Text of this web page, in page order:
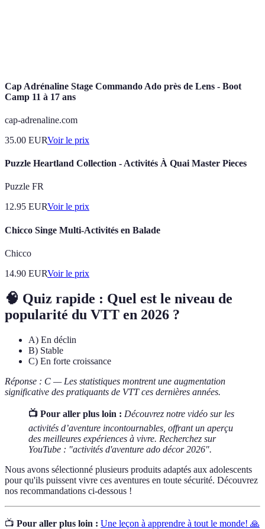
Cap Adrénaline Stage Commando Ado près de Lens - Boot
Camp 11 à 17 ans
cap-adrenaline.com
35.00 EURVoir le prix
Puzzle Heartland Collection - Activités À Quai Master Pieces
Puzzle FR
12.95 EURVoir le prix
Chicco Singe Multi-Activités en Balade
Chicco
14.90 EURVoir le prix
🧠 Quiz rapide : Quel est le niveau de
popularité du VTT en 2026 ?
A) En déclin
B) Stable
C) En forte croissance
Réponse : C — Les statistiques montrent une augmentation
significative des pratiquants de VTT ces dernières années.
📺 Pour aller plus loin : Découvrez notre vidéo sur les
activités d’aventure incontournables, offrant un aperçu
des meilleures expériences à vivre. Recherchez sur
YouTube : "activités d'aventure ado décor 2026".
Nous avons sélectionné plusieurs produits adaptés aux adolescents
pour qu'ils puissent vivre ces aventures en toute sécurité. Découvrez
nos recommandations ci-dessous !
📺 Pour aller plus loin : Une leçon à apprendre à tout le monde! 🙏